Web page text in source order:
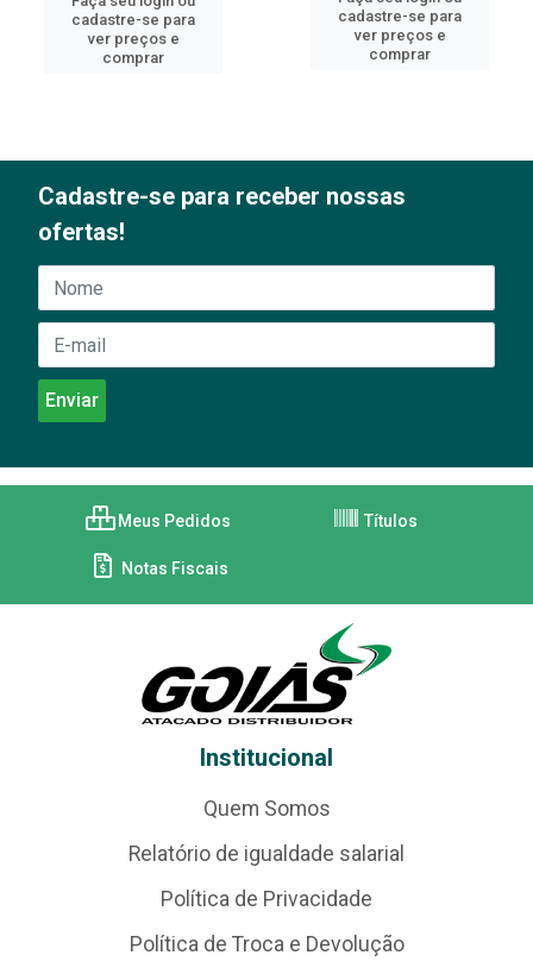
cadastre-se para
ver preços e
comprar
cadastre-se para
ver preços e
comprar
Cadastre-se para receber nossas
ofertas!
Meus Pedidos Títulos
Notas Fiscais
Institucional
Quem Somos
Relatório de igualdade salarial
Política de Privacidade
Política de Troca e Devolução